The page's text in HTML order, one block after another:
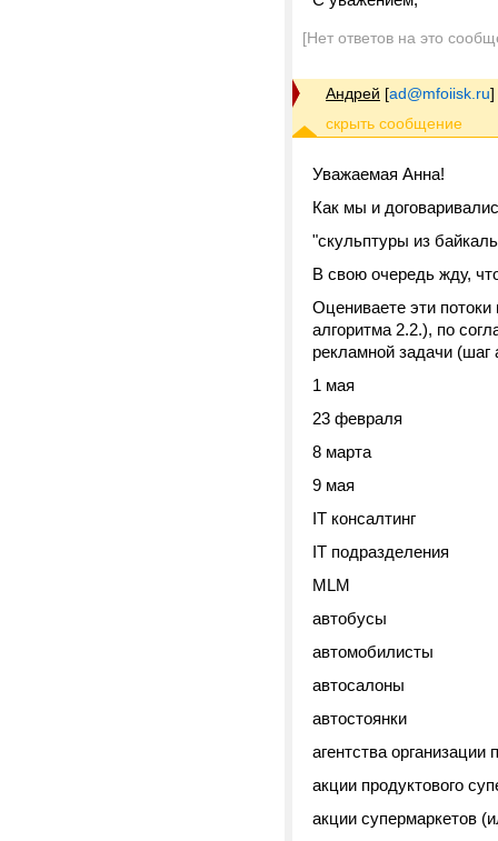
[Нет ответов на это
Андрей [ad@mfoiisk.ru]
Уважаемая Анна!
Как мы и
"скульптуры из
В свою очередь жду,
Оцениваете эти
алгоритма 2.2.), по
рекламной задачи (шаг
1 мая
23 февраля
8 марта
9 мая
IT консалтинг
IT подразделения
MLM
автобусы
автомобилисты
автосалоны
автостоянки
агентства организации
акции продуктового
акции супермаркетов